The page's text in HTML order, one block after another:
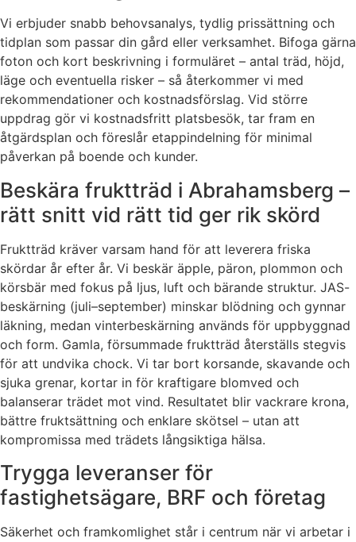
Vi erbjuder snabb behovsanalys, tydlig prissättning och
tidplan som passar din gård eller verksamhet. Bifoga gärna
foton och kort beskrivning i formuläret – antal träd, höjd,
läge och eventuella risker – så återkommer vi med
rekommendationer och kostnadsförslag. Vid större
uppdrag gör vi kostnadsfritt platsbesök, tar fram en
åtgärdsplan och föreslår etappindelning för minimal
påverkan på boende och kunder.
Beskära fruktträd i Abrahamsberg –
rätt snitt vid rätt tid ger rik skörd
Fruktträd kräver varsam hand för att leverera friska
skördar år efter år. Vi beskär äpple, päron, plommon och
körsbär med fokus på ljus, luft och bärande struktur. JAS-
beskärning (juli–september) minskar blödning och gynnar
läkning, medan vinterbeskärning används för uppbyggnad
och form. Gamla, försummade fruktträd återställs stegvis
för att undvika chock. Vi tar bort korsande, skavande och
sjuka grenar, kortar in för kraftigare blomved och
balanserar trädet mot vind. Resultatet blir vackrare krona,
bättre fruktsättning och enklare skötsel – utan att
kompromissa med trädets långsiktiga hälsa.
Trygga leveranser för
fastighetsägare, BRF och företag
Säkerhet och framkomlighet står i centrum när vi arbetar i